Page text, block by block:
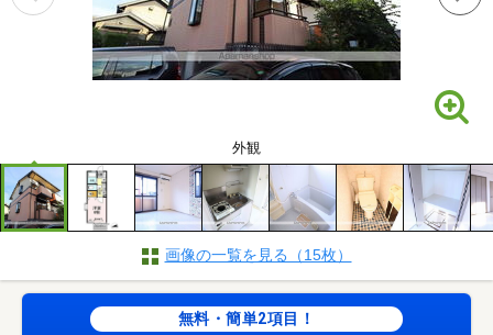
外観
画像の一覧を見る（15枚）
無料・簡単2項目！